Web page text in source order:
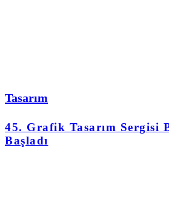
Tasarım
45. Grafik Tasarım Sergisi
Başladı